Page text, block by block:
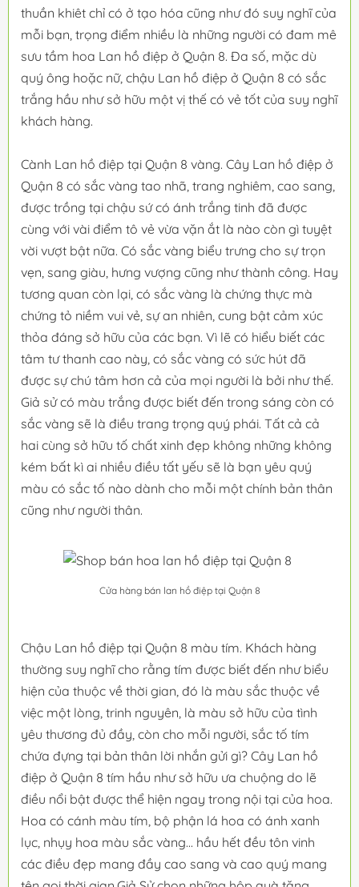
thuần khiêt chỉ có ở tạo hóa cũng như đó suy nghĩ của
mỗi bạn, trọng điểm nhiều là những người có đam mê
sưu tầm hoa Lan hồ điệp ở Quận 8. Đa số, mặc dù
quý ông hoặc nữ, chậu Lan hồ điệp ở Quận 8 có sắc
trắng hầu như sở hữu một vị thế có vẻ tốt của suy nghĩ
khách hàng.
Cành Lan hồ điệp tại Quận 8 vàng. Cây Lan hồ điệp ở
Quận 8 có sắc vàng tao nhã, trang nghiêm, cao sang,
được trồng tại chậu sứ có ánh trắng tinh đã được
cùng với vài điểm tô vẻ vừa vặn ắt là nào còn gì tuyệt
vời vượt bật nữa. Có sắc vàng biểu trưng cho sự trọn
vẹn, sang giàu, hưng vượng cũng như thành công. Hay
tương quan còn lại, có sắc vàng là chứng thực mà
chứng tỏ niềm vui vẻ, sự an nhiên, cung bật cảm xúc
thỏa đáng sở hữu của các bạn. Vì lẽ có hiểu biết các
tâm tư thanh cao này, có sắc vàng có sức hút đã
được sự chú tâm hơn cả của mọi người là bởi như thế.
Giả sử có màu trắng được biết đến trong sáng còn có
sắc vàng sẽ là điều trang trọng quý phái. Tất cả cả
hai cùng sở hữu tố chất xinh đẹp không những không
kém bất kì ai nhiều điều tất yếu sẽ là bạn yêu quý
màu có sắc tố nào dành cho mỗi một chính bản thân
cũng như người thân.
Cửa hàng bán lan hồ điệp tại Quận 8
Chậu Lan hồ điệp tại Quận 8 màu tím. Khách hàng
thường suy nghĩ cho rằng tím được biết đến như biểu
hiện của thuộc về thời gian, đó là màu sắc thuộc về
việc một lòng, trinh nguyên, là màu sở hữu của tình
yêu thương đủ đầy, còn cho mỗi người, sắc tố tím
chứa đựng tại bản thân lời nhắn gửi gì? Cây Lan hồ
điệp ở Quận 8 tím hầu như sở hữu ưa chuộng do lẽ
điều nổi bật được thể hiện ngay trong nội tại của hoa.
Hoa có cánh màu tím, bộ phận lá hoa có ánh xanh
lục, nhụy hoa màu sắc vàng... hầu hết đều tôn vinh
các điều đẹp mang đầy cao sang và cao quý mang